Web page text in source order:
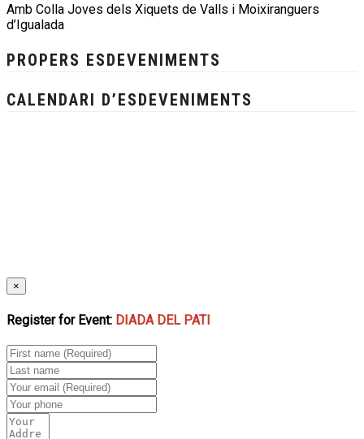
Amb Colla Joves dels Xiquets de Valls i Moixiranguers
d’Igualada
PROPERS ESDEVENIMENTS
CALENDARI D’ESDEVENIMENTS
×
Register for Event: DIADA DEL PATI